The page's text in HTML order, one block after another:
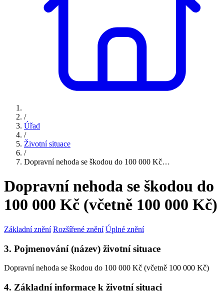
/
Úřad
/
Životní situace
/
Dopravní nehoda se škodou do 100 000 Kč…
Dopravní nehoda se škodou do
100 000 Kč (včetně 100 000 Kč)
Základní znění Rozšířené znění Úplné znění
3. Pojmenování (název) životní situace
Dopravní nehoda se škodou do 100 000 Kč (včetně 100 000 Kč)
4. Základní informace k životní situaci